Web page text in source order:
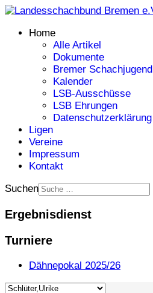
Home
Alle Artikel
Dokumente
Bremer Schachjugend
Kalender
LSB-Ausschüsse
LSB Ehrungen
Datenschutzerklärung
Ligen
Vereine
Impressum
Kontakt
Suchen
Ergebnisdienst
Turniere
Dähnepokal 2025/26